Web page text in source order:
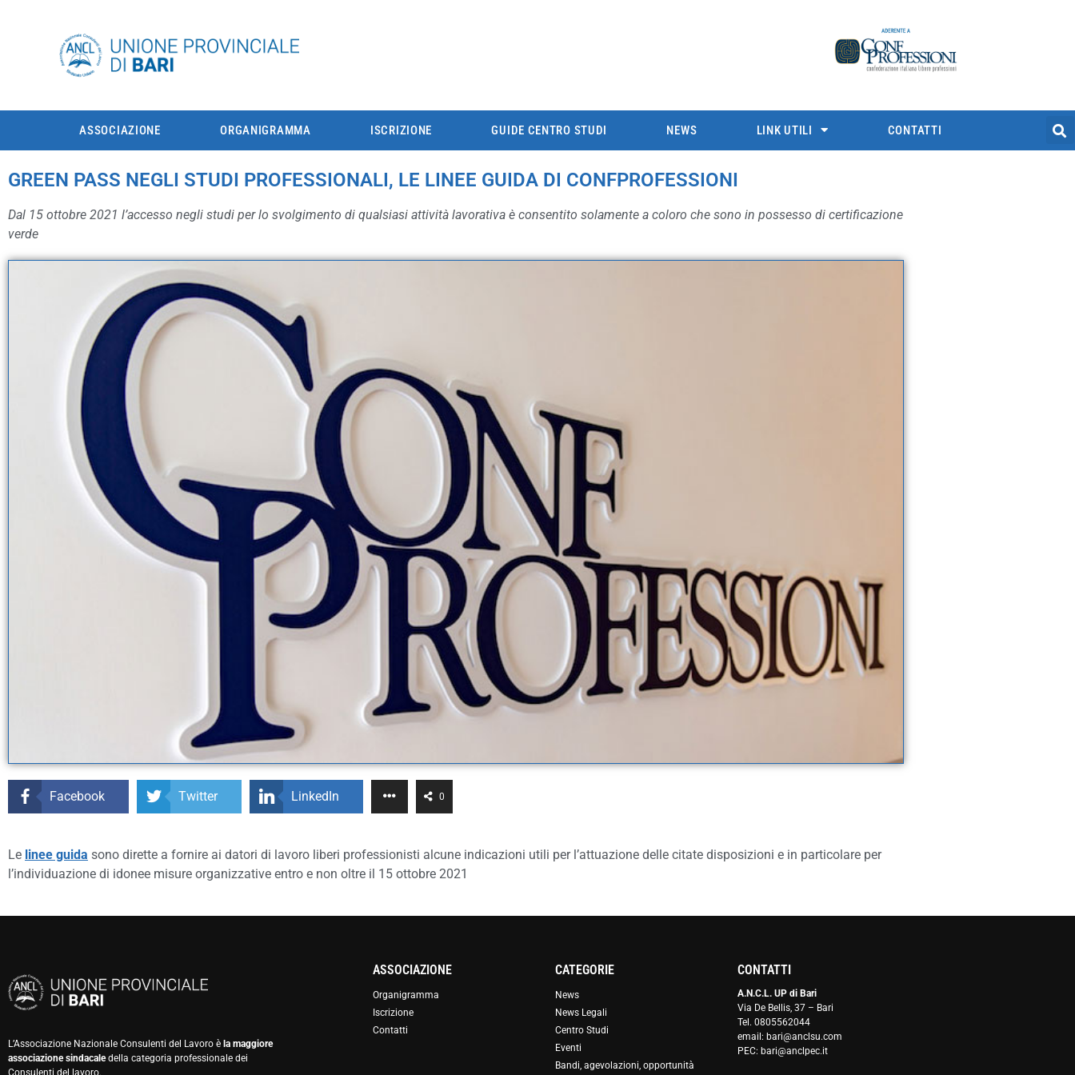
ASSOCIAZIONE ORGANIGRAMMA ISCRIZIONE GUIDE CENTRO STUDI NEWS LINK UTILI CONTATTI
GREEN PASS NEGLI STUDI PROFESSIONALI, LE LINEE GUIDA DI CONFPROFESSIONI
Dal 15 ottobre 2021 l’accesso negli studi per lo svolgimento di qualsiasi attività lavorativa è consentito solamente a coloro che sono in possesso di certificazione
verde
Facebook Twitter LinkedIn 0
Le linee guida sono dirette a fornire ai datori di lavoro liberi professionisti alcune indicazioni utili per l’attuazione delle citate disposizioni e in particolare per
l’individuazione di idonee misure organizzative entro e non oltre il 15 ottobre 2021
L’Associazione Nazionale Consulenti del Lavoro è la maggiore
associazione sindacaledella categoria professionale dei
ASSOCIAZIONE
Organigramma
Iscrizione
Contatti
CATEGORIE
News
News Legali
Centro Studi
Eventi
Bandi, agevolazioni, opportunità
CONTATTI
A.N.C.L. UP di Bari
Via De Bellis, 37 – Bari
Tel. 0805562044
email: bari@anclsu.com
PEC: bari@anclpec.it